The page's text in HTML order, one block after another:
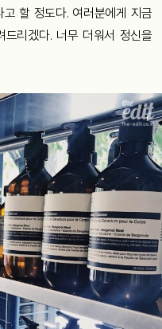
할 정도다. 여러분에게 지금
리겠다. 너무 더워서 정신을